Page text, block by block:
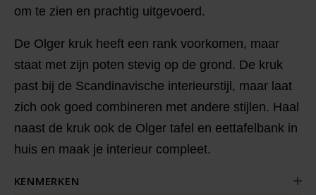
om te zien en prachtig uitgevoerd.
De Olger kruk heeft een rank voorkomen, maar
staat met zijn poten stevig op de grond. De kruk
past bij de Scandinavische interieurstijl, maar laat
zich ook goed combineren met andere stijlen. Haal
naast de kruk ook de Olger tafel en eettafelbank in
huis en maak je interieur compleet.
KENMERKEN